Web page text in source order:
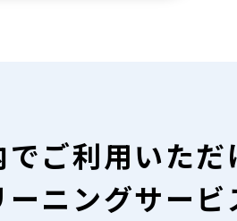
ご利用いただ
ニングサービ